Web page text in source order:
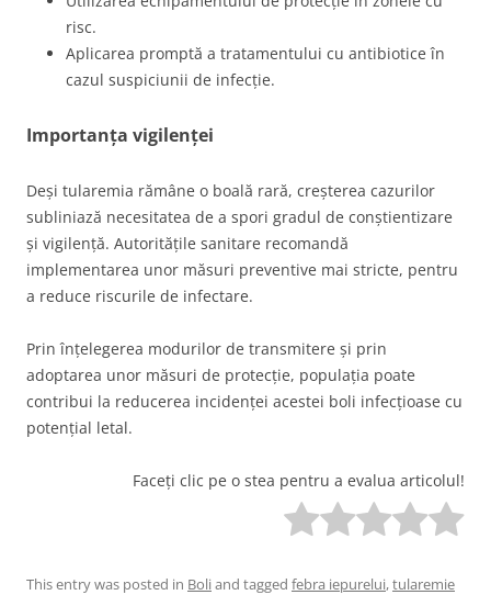
risc.
Aplicarea promptă a tratamentului cu antibiotice în
cazul suspiciunii de infecție.
Importanța vigilenței
Deși tularemia rămâne o boală rară, creșterea cazurilor
subliniază necesitatea de a spori gradul de conștientizare
și vigilență. Autoritățile sanitare recomandă
implementarea unor măsuri preventive mai stricte, pentru
a reduce riscurile de infectare.
Prin înțelegerea modurilor de transmitere și prin
adoptarea unor măsuri de protecție, populația poate
contribui la reducerea incidenței acestei boli infecțioase cu
potențial letal.
Faceți clic pe o stea pentru a evalua articolul!
This entry was posted in Boliand tagged febra iepurelui,tularemie